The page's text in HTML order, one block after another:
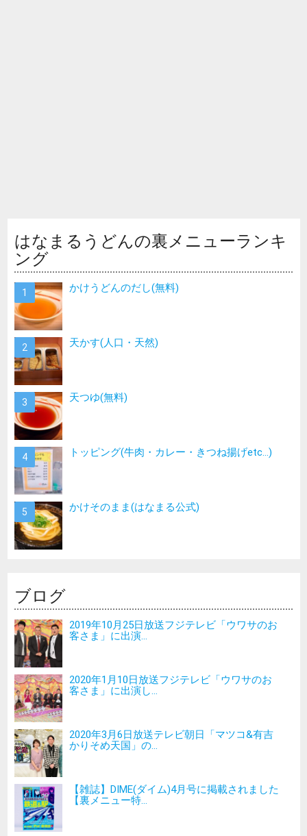
はなまるうどんの裏メニューランキ
ング
かけうどんのだし(無料)
天かす(人口・天然)
天つゆ(無料)
トッピング(牛肉・カレー・きつね揚げetc…)
かけそのまま(はなまる公式)
ブログ
2019年10月25日放送フジテレビ「ウワサのお
客さま」に出演...
2020年1月10日放送フジテレビ「ウワサのお
客さま」に出演し...
2020年3月6日放送テレビ朝日「マツコ&有吉
かりそめ天国」の...
【雑誌】DIME(ダイム)4月号に掲載されました
【裏メニュー特...